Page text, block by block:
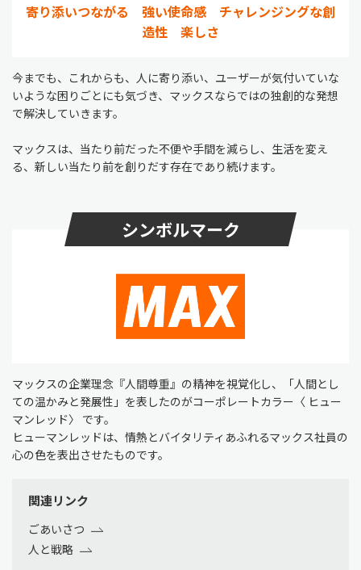
寄り添いつながる 強い使命感 チャレンジングな創
造性 楽しさ
今までも、これからも、人に寄り添い、ユーザーが気付いていな
いような困りごとにも気づき、マックスならではの独創的な発想
で解決していきます。
マックスは、当たり前だった不便や手間を減らし、生活を変え
る、新しい当たり前を創りだす存在であり続けます。
シンボルマーク
マックスの企業理念『人間尊重』の精神を視覚化し、「人間とし
ての温かみと発展性」を表したのがコーポレートカラー〈 ヒュー
マンレッド〉 です。
ヒューマンレッドは、情熱とバイタリティあふれるマックス社員の
心の色を表出させたものです。
関連リンク
ごあいさつ
人と戦略